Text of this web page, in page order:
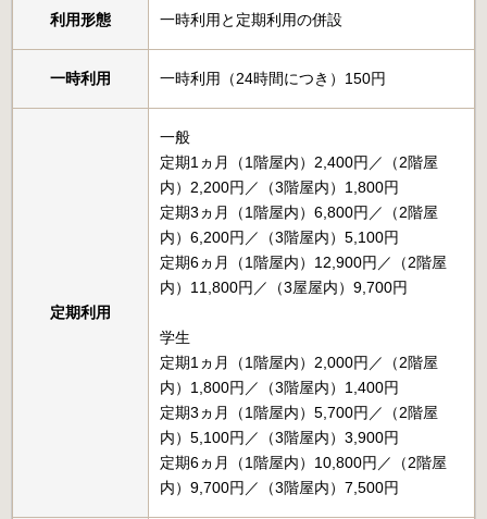
利用形態 一時利用と定期利用の併設
一時利用 一時利用（24時間につき）150円
定期利用
一般
定期1ヵ月（1階屋内）2,400円／（2階屋
内）2,200円／（3階屋内）1,800円
定期3ヵ月（1階屋内）6,800円／（2階屋
内）6,200円／（3階屋内）5,100円
定期6ヵ月（1階屋内）12,900円／（2階屋
内）11,800円／（3屋屋内）9,700円
学生
定期1ヵ月（1階屋内）2,000円／（2階屋
内）1,800円／（3階屋内）1,400円
定期3ヵ月（1階屋内）5,700円／（2階屋
内）5,100円／（3階屋内）3,900円
定期6ヵ月（1階屋内）10,800円／（2階屋
内）9,700円／（3階屋内）7,500円